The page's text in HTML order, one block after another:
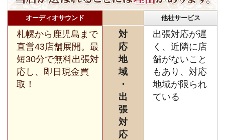
オーディオサウンド 他社サービス
札幌から鹿児島まで
直営43店舗展開。最
短30分で無料出張対
応し、即日現金買
取！
対
応
地
域
・
出
張
対
応
出張対応が遅
く、近隣に店
舗がないこと
もあり、対応
地域が限られ
ている